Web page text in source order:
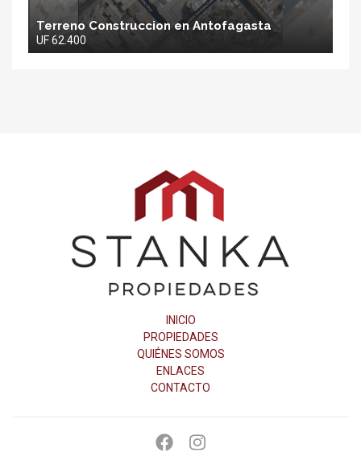
Terreno Construccion en Antofagasta
UF 62.400
INICIO
PROPIEDADES
QUIÉNES SOMOS
ENLACES
CONTACTO